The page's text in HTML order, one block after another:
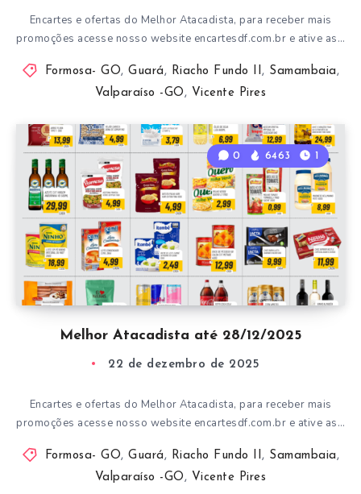
Encartes e ofertas do Melhor Atacadista, para receber mais
promoções acesse nosso website encartesdf.com.br e ative as…
Formosa- GO, Guará , Riacho Fundo II , Samambaia ,
Valparaíso -GO , Vicente Pires
Melhor Atacadista até 28/12/2025
0 6463 1
22 de dezembro de 2025
Encartes e ofertas do Melhor Atacadista, para receber mais
promoções acesse nosso website encartesdf.com.br e ative as…
Formosa- GO, Guará , Riacho Fundo II , Samambaia ,
Valparaíso -GO , Vicente Pires